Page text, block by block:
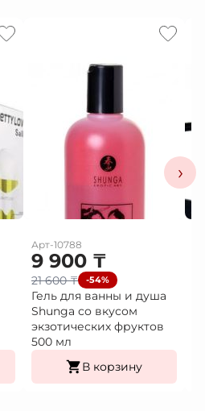
Арт-10788
9 900 ₸
21 600₸ -54%
Гель для ванны и душа
Shunga со вкусом
экзотических фруктов
500 мл
В корзину
›